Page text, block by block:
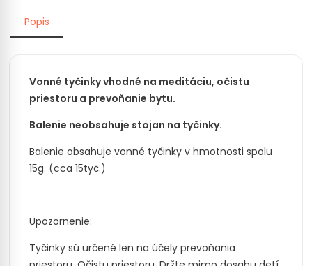
Popis
Vonné tyčinky vhodné na meditáciu, očistu
priestoru a prevoňanie bytu.
Balenie neobsahuje stojan na tyčinky.
Balenie obsahuje vonné tyčinky v hmotnosti spolu
15g. (cca 15tyč.)
Upozornenie:
Tyčinky sú určené len na účely prevoňania